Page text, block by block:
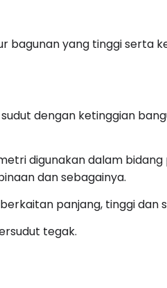
bagunan yang tinggi serta
dengan ketinggian
digunakan dalam bidang
dan sebagainya.
panjang, tinggi dan
tegak.